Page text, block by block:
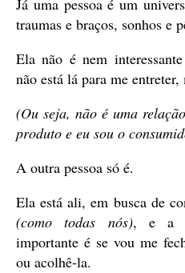
Já uma pessoa é um
traumas e braços, sonhos e
Ela não é nem
não está lá para me
(Ou seja, não é uma
produto e eu sou o
A outra pessoa só é.
Ela está ali, em busca de
(como todas nós), e a
importante é se vou me
ou acolhê-la.